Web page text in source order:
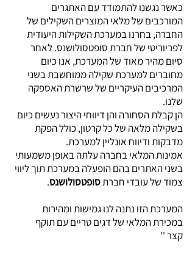
כאשר נגשנו להתמודד עם האתגרים
המורכבים של מלאי המוצרים השקילים של
החברה, בחרנו במערכת השקילות היעודית
לפריוריטי של חברת סופטסולושנס. לאחר
סיום מהיר מאוד של המערכת, אנו כיום
מחוברים למערכת שקילה ממוחשבת בשני
המרכיבים העיקריים של שרשרת האספקה
שלנו.
הן קבלת הסחורה והן דיווחי היצור נעשים כיום
בשקילה מלאה של כל קרטון, כולל הפקת
מדבקות ודיווח אונליין למערכת.
אמינות המלאי בחברה עלתה באופן משמעותי
בשני האתרים בהם הופעלה במערכת תוך ליווי
צמוד של עובדי חברתסופטסולושנס.
המערכת הזו נתנה לנו גמישות ומהירות
במכירת המלאי של דגים טריים עם תוקף
קצר''